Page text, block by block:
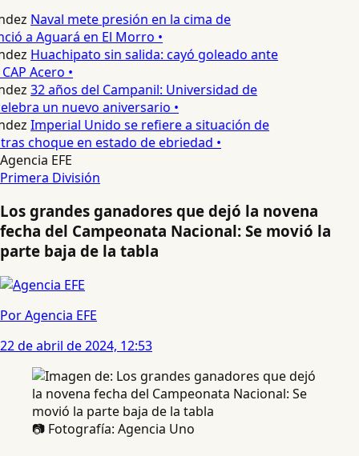
Naval mete presión en la cima de
a Aguará en El Morro •
Huachipato sin salida: cayó goleado ante
Acero •
32 años del Campanil: Universidad de
un nuevo aniversario •
Imperial Unido se refiere a situación de
choque en estado de ebriedad •
Agencia EFE
Primera División
Los grandes ganadores que dejó la novena
fecha del Campeonata Nacional: Se movió la
parte baja de la tabla
Por Agencia EFE
22 de abril de 2024, 12:53
📷 Fotografía: Agencia Uno